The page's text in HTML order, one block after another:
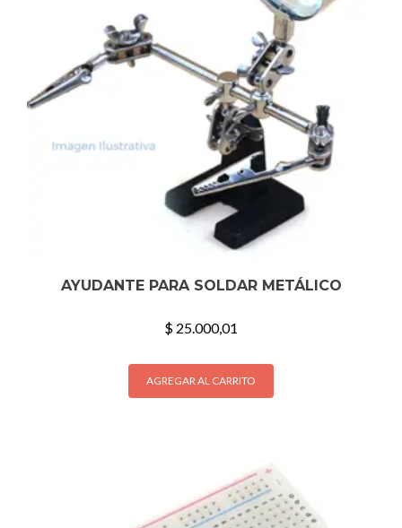
AYUDANTE PARA SOLDAR METÁLICO
$ 25.000,01
AGREGAR AL CARRITO